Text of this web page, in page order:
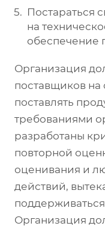
Постараться
на
обеспечение
Организация
поставщиков на
поставлять
требованиями
разработаны
повторной
оценивания и
действий,
Организация